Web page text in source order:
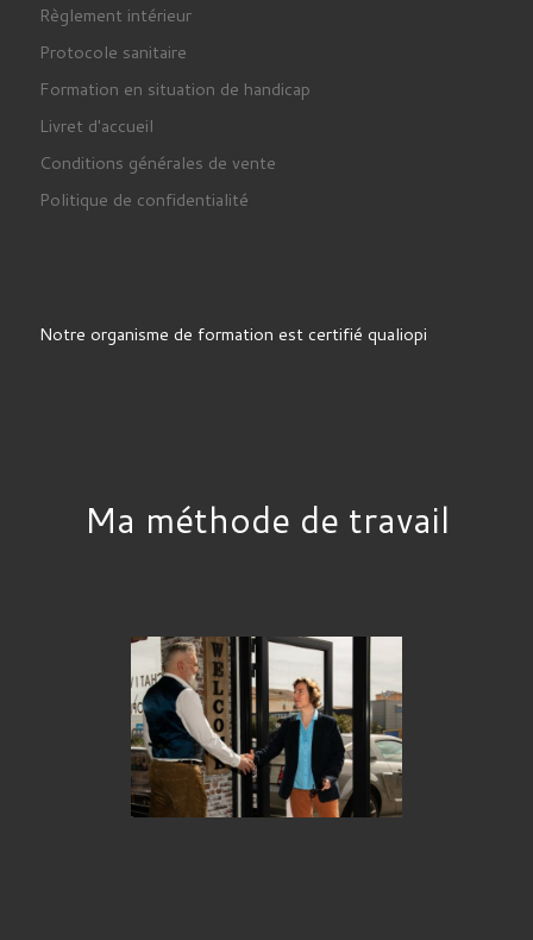
Règlement intérieur
Protocole sanitaire
Formation en situation de handicap
Livret d'accueil
Conditions générales de vente
Politique de confidentialité
Notre organisme de formation est certifié qualiopi
Ma méthode de travail